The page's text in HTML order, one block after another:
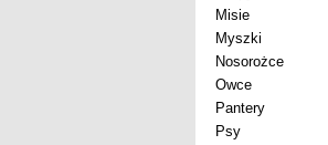
Misie
Myszki
Nosorożce
Owce
Pantery
Psy